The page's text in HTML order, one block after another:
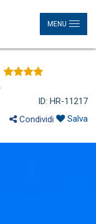
MENU
ID: HR-11217
Condividi
Salva